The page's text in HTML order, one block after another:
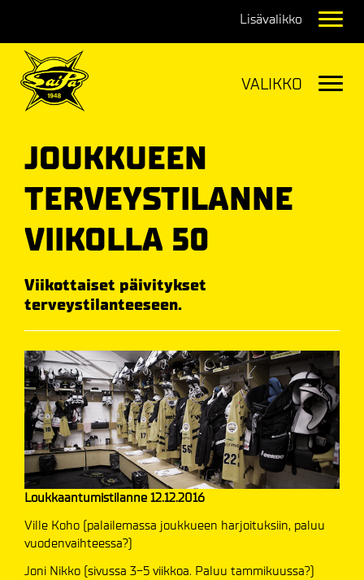
JOUKKUEEN
TERVEYSTILANNE
VIIKOLLA 50
Viikottaiset päivitykset
terveystilanteeseen.
Loukkaantumistilanne 12.12.2016
Ville Koho (palailemassa joukkueen harjoituksiin, paluu
vuodenvaihteessa?)
Joni Nikko (sivussa 3-5 viikkoa. Paluu tammikuussa?)